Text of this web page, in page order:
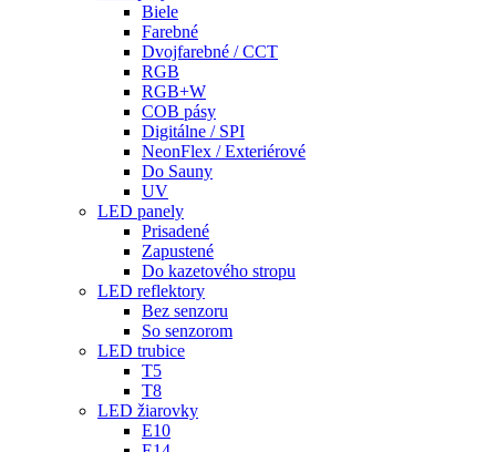
Biele
Farebné
Dvojfarebné / CCT
RGB
RGB+W
COB pásy
Digitálne / SPI
NeonFlex / Exteriérové
Do Sauny
UV
LED panely
Prisadené
Zapustené
Do kazetového stropu
LED reflektory
Bez senzoru
So senzorom
LED trubice
T5
T8
LED žiarovky
E10